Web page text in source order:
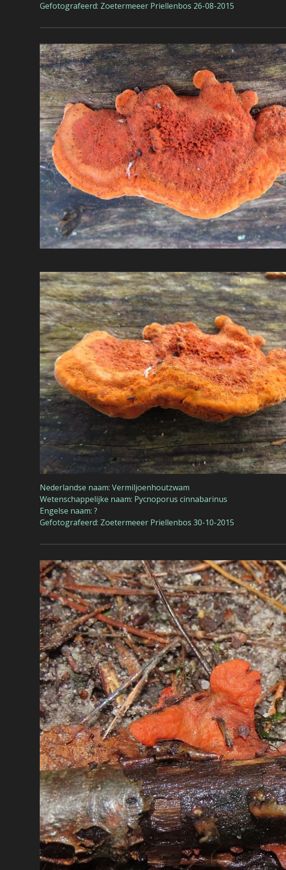
Gefotografeerd: Zoetermeeer Priellenbos 26-08-2015
Nederlandse naam: Vermiljoenhoutzwam
Wetenschappelijke naam: Pycnoporus cinnabarinus
Engelse naam: ?
Gefotografeerd: Zoetermeeer Priellenbos 30-10-2015